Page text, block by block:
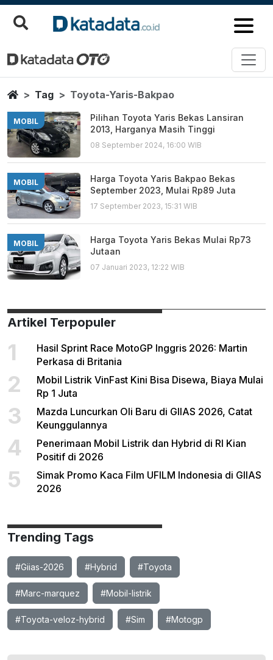
Toyota Yaris Bakpao
Berita Terbaru
HomeTag Toyota-Yaris-Bakpao
MOBIL
Pilihan Toyota Yaris Bekas Lansiran
2013, Harganya Masih Tinggi
08 September 2024, 16:00 WIB
MOBIL
Harga Toyota Yaris Bakpao Bekas
September 2023, Mulai Rp89 Juta
17 September 2023, 15:31 WIB
MOBIL
Harga Toyota Yaris Bekas Mulai Rp73
Jutaan
07 Januari 2023, 12:22 WIB
Artikel Terpopuler
1
Hasil Sprint Race MotoGP Inggris 2026: Martin
Perkasa di Britania
2
Mobil Listrik VinFast Kini Bisa Disewa, Biaya Mulai
Rp 1 Juta
3
Mazda Luncurkan Oli Baru di GIIAS 2026, Catat
Keunggulannya
4
Penerimaan Mobil Listrik dan Hybrid di RI Kian
Positif di 2026
5
Simak Promo Kaca Film UFILM Indonesia di GIIAS
2026
Trending Tags
#Giias-2026 #Hybrid #Toyota
#Marc-marquez #Mobil-listrik
#Toyota-veloz-hybrid #Sim #Motogp